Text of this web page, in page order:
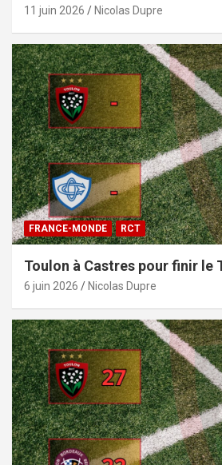
11 juin 2026 Nicolas Dupre
FRANCE-MONDE RCT
Toulon à Castres pour finir le
6 juin 2026 Nicolas Dupre